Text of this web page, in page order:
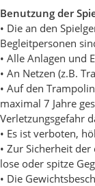
Benutzung der
• Die an den
Begleitpersonen
• Alle Anlagen und
• An Netzen (z.B.
• Auf den
maximal 7 Jahre
Verletzungsgefahr
• Es ist verboten,
• Zur Sicherheit
lose oder spitze
• Die